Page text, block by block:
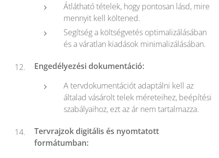
Átlátható tételek, hogy pontosan lásd, mire
mennyit kell költened.
Segítség a költségvetés optimalizálásában
és a váratlan kiadások minimalizálásában.
Engedélyezési dokumentáció:
A tervdokumentációt adaptálni kell az
általad vásárolt telek méreteihez, beépítési
szabályaihoz, ezt az ár nem tartalmazza.
Tervrajzok digitális és nyomtatott
formátumban: